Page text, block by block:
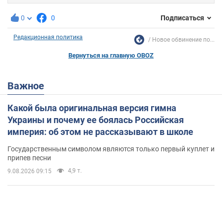
0 0 Подписаться
Редакционная политика Новое обвинение по...
Вернуться на главную OBOZ
Важное
Какой была оригинальная версия гимна
Украины и почему ее боялась Российская
империя: об этом не рассказывают в школе
Государственным символом являются только первый куплет и
припев песни
9.08.2026 09:15 4,9 т.